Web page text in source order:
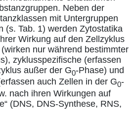
Neben der
mit Untergruppen
(s. Tab. 1) werden Zytostatika
Wirkung auf den Zellzyklus
nur während bestimmter
zyklusspezifische (erfassen
außer der G0-Phase) und
auch Zellen in der G0-
nach ihren Wirkungen auf
(DNS, DNS-Synthese, RNS,